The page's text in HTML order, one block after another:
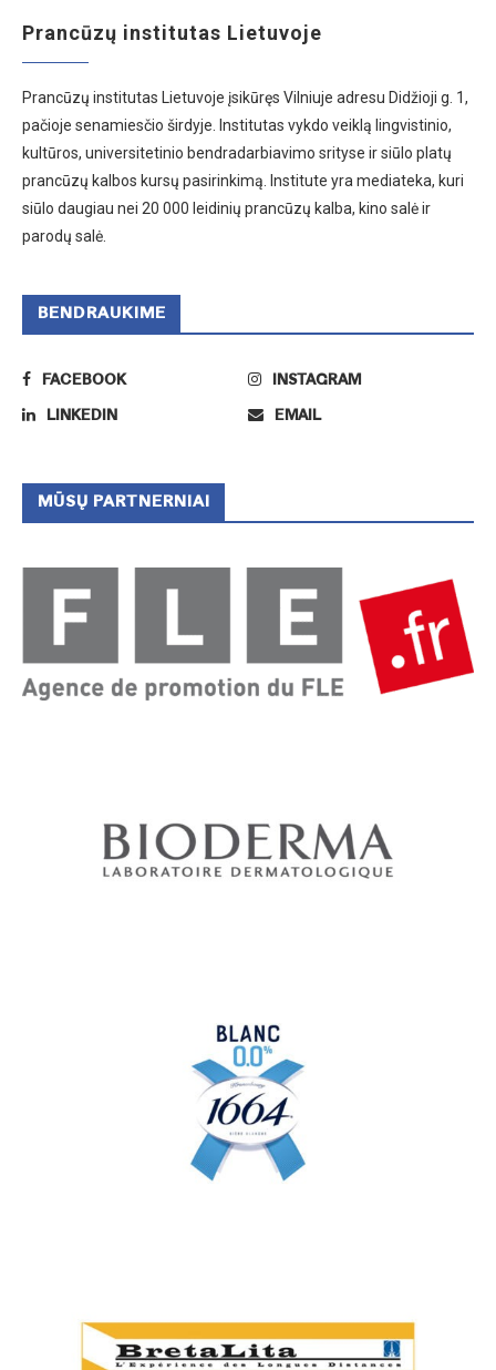
Prancūzų institutas Lietuvoje
Prancūzų institutas Lietuvoje įsikūręs Vilniuje adresu Didžioji g. 1,
pačioje senamiesčio širdyje. Institutas vykdo veiklą lingvistinio,
kultūros, universitetinio bendradarbiavimo srityse ir siūlo platų
prancūzų kalbos kursų pasirinkimą. Institute yra mediateka, kuri
siūlo daugiau nei 20 000 leidinių prancūzų kalba, kino salė ir
parodų salė.
BENDRAUKIME
FACEBOOK INSTAGRAM
LINKEDIN EMAIL
MŪSŲ PARTNERNIAI